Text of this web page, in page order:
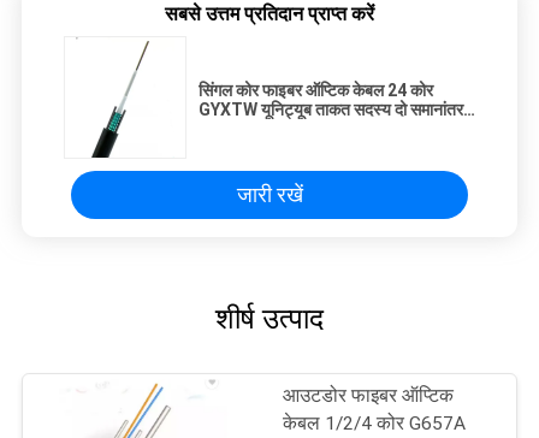
सबसे उत्तम प्रतिदान प्राप्त करें
सिंगल कोर फाइबर ऑप्टिक केबल 24 कोर
GYXTW यूनिट्यूब ताकत सदस्य दो समानांतर
जारी रखें
शीर्ष उत्पाद
आउटडोर फाइबर ऑप्टिक
केबल 1/2/4 कोर G657A